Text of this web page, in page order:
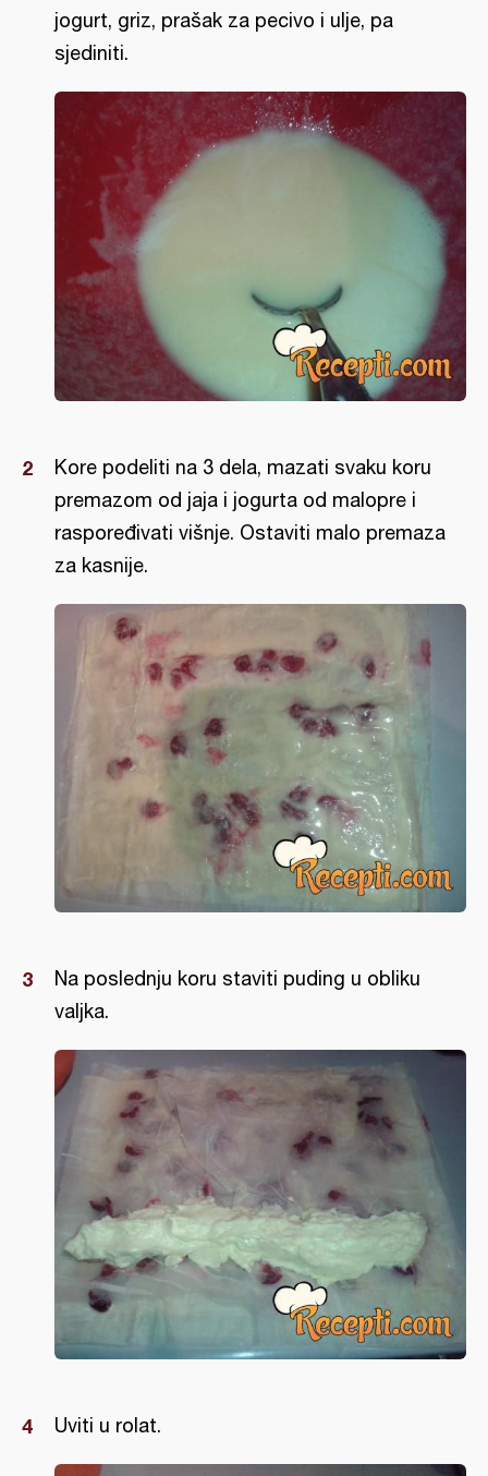
jogurt, griz, prašak za pecivo i ulje, pa
sjediniti.
Kore podeliti na 3 dela, mazati svaku koru
premazom od jaja i jogurta od malopre i
raspoređivati višnje. Ostaviti malo premaza
za kasnije.
Na poslednju koru staviti puding u obliku
valjka.
Uviti u rolat.